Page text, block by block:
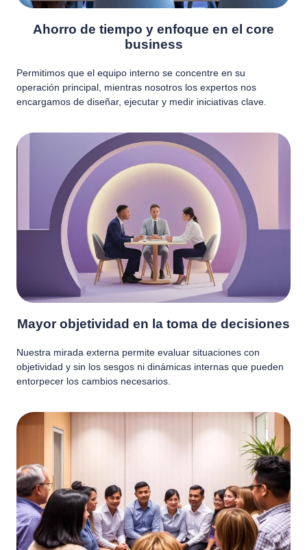
Ahorro de tiempo y enfoque en el core
business
Permitimos que el equipo interno se concentre en su
operación principal, mientras nosotros los expertos nos
encargamos de diseñar, ejecutar y medir iniciativas clave.
Mayor objetividad en la toma de decisiones
Nuestra mirada externa permite evaluar situaciones con
objetividad y sin los sesgos ni dinámicas internas que pueden
entorpecer los cambios necesarios.